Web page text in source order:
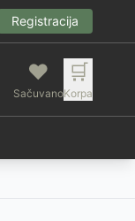
Registracija
❤️
Sačuvano
🛒
Korpa